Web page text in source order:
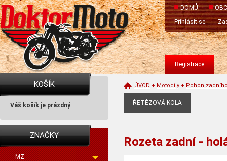
DOMŮ
Přihlásit se
Registrace
KOŠÍK
Váš košík je prázdný
ZNAČKY
MZ
ÚVOD + Motodíly + Pohon
ŘETĚZOVÁ KOLA
Rozeta zadní -